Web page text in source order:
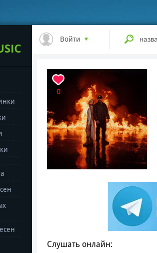
Войти
0
Слушать онлайн: